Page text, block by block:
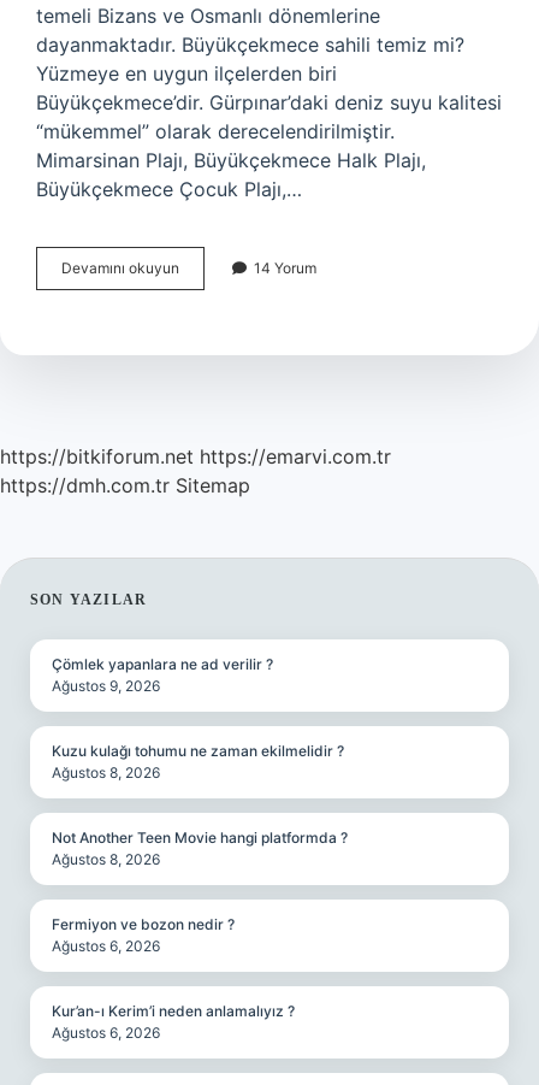
temeli Bizans ve Osmanlı dönemlerine
dayanmaktadır. Büyükçekmece sahili temiz mi?
Yüzmeye en uygun ilçelerden biri
Büyükçekmece’dir. Gürpınar’daki deniz suyu kalitesi
“mükemmel” olarak derecelendirilmiştir.
Mimarsinan Plajı, Büyükçekmece Halk Plajı,
Büyükçekmece Çocuk Plajı,…
Devamını okuyun Büyükçekmece
Güvenli
14 Yorum
https://bitkiforum.net https://emarvi.com.tr
https://dmh.com.tr Sitemap
SIDEBAR
SON YAZILAR
Çömlek yapanlara ne ad verilir ?
Ağustos 9, 2026
Kuzu kulağı tohumu ne zaman ekilmelidir ?
Ağustos 8, 2026
Not Another Teen Movie hangi platformda ?
Ağustos 8, 2026
Fermiyon ve bozon nedir ?
Ağustos 6, 2026
Kur’an-ı Kerim’i neden anlamalıyız ?
Ağustos 6, 2026